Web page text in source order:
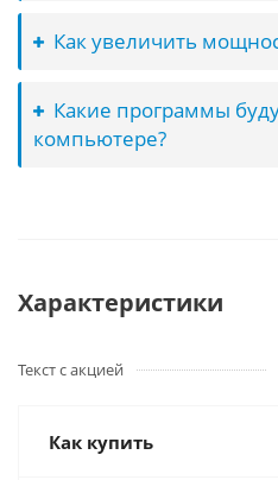
Как увеличить
Какие программы
компьютере?
Характеристики
Текст с акцией
Как купить